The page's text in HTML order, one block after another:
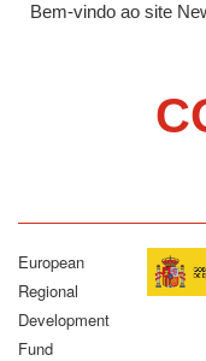
Bem-vindo ao site
European
Regional
Development
Fund